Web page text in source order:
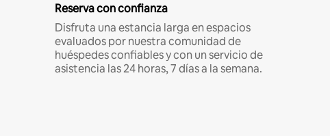
Reserva con confianza
Disfruta una estancia larga en espacios
evaluados por nuestra comunidad de
huéspedes confiables y con un servicio de
asistencia las 24 horas, 7 días a la semana.